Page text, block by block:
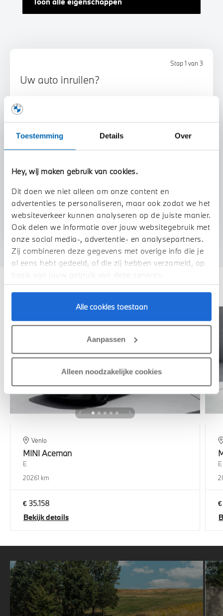
Toestemming Details Over
Hey, wij maken gebruik van cookies.
Dit doen we niet alleen om onze content en
advertenties te personaliseren, maar ook zodat we het
websiteverkeer kunnen analyseren op de juiste manier.
Ook delen we informatie over jouw websitegebruik met
onze social media-, advertentie- en analysepartners.
Zij combineren deze gegevens met overige info die je
al eens hebt gedeeld, of die zij hebben verzameld, op
basis van jouw gebruik van deze services.
Alle cookies toestaan
Aanpassen
Alleen noodzakelijke cookies
Stap 1 van 3
Uw auto inruilen?
Voorstel aanvragen
U vertelt meer over uw auto
We verrekenen de waarde van uw auto
Deze zijn vergelijkbaar
Venlo
MINIAceman
E
20261 km
€ 35.158
Bekijk details
E